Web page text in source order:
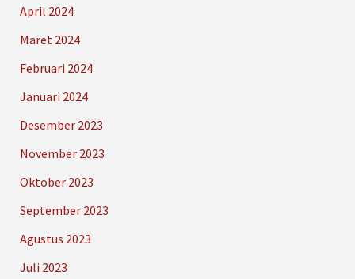
April 2024
Maret 2024
Februari 2024
Januari 2024
Desember 2023
November 2023
Oktober 2023
September 2023
Agustus 2023
Juli 2023